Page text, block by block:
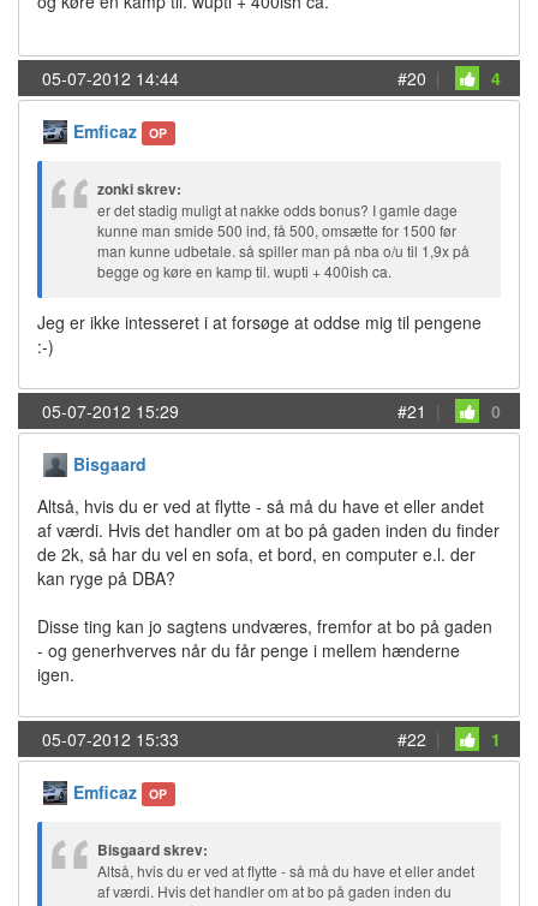
05-07-2012 14:44 #20 | 4
Emficaz OP
zonki skrev:
er det stadig muligt at nakke odds bonus? I gamle dage
kunne man smide 500 ind, få 500, omsætte for 1500 før
man kunne udbetale. så spiller man på nba o/u til 1,9x på
begge og køre en kamp til. wupti + 400ish ca.
Jeg er ikke intesseret i at forsøge at oddse mig til pengene
:-)
05-07-2012 15:29 #21 | 0
Bisgaard
Altså, hvis du er ved at flytte - så må du have et eller andet
af værdi. Hvis det handler om at bo på gaden inden du finder
de 2k, så har du vel en sofa, et bord, en computer e.l. der
kan ryge på DBA?
Disse ting kan jo sagtens undværes, fremfor at bo på gaden
- og generhverves når du får penge i mellem hænderne
igen.
05-07-2012 15:33 #22 | 1
Emficaz OP
Bisgaard skrev:
Altså, hvis du er ved at flytte - så må du have et eller andet
af værdi. Hvis det handler om at bo på gaden inden du